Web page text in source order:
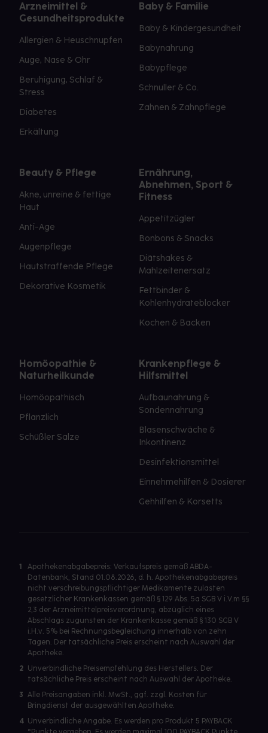
Arzneimittel &
Gesundheitsprodukte
Allergien & Heuschnupfen
Auge, Nase & Ohr
Beruhigung, Schlaf &
Stress
Diabetes
Erkältung
Baby & Familie
Baby & Kindergesundheit
Babynahrung
Babypflege
Schnuller & Co.
Zahnen & Zahnpflege
Beauty & Pflege
Akne, unreine & fettige
Haut
Anti-Age
Augenpflege
Hautstraffende Pflege
Dekorative Kosmetik
Ernährung,
Abnehmen, Sport &
Fitness
Appetitzügler
Bonbons & Snacks
Diätshakes &
Mahlzeitenersatz
Fettbinder &
Kohlenhydrateblocker
Kochen & Backen
Homöopathie &
Naturheilkunde
Homöopathisch
Pflanzlich
Schüßler Salze
Krankenpflege &
Hilfsmittel
Aufbaunahrung &
Sondennahrung
Blasenschwäche &
Inkontinenz
Desinfektionsmittel
Einnehmehilfen & Dosierer
Gehhilfen & Korsetts
1
Apothekenabgabepreis: Verkaufspreis gemäß ABDA-
Datenbank, Stand 01.08.2026, d. h. Apothekenabgabepreis
nicht verschreibungspflichtiger Medikamente zulasten
gesetzlicher Krankenkassen gemäß § 129 Abs. 5a SGB V i.V.m §§
2,3 der Arzneimittelpreisverordnung, abzüglich eines
Abschlags zugunsten der Krankenkasse gemäß § 130 SGB V
i.H.v. 5% bei Rechnungsbegleichung innerhalb von zehn
Tagen. Der tatsächliche Preis erscheint nach Auswahl der
Apotheke.
2 Unverbindliche Preisempfehlung des Herstellers. Der
tatsächliche Preis erscheint nach Auswahl der Apotheke.
3 Alle Preisangaben inkl. MwSt., ggf. zzgl. Kosten für
Bringdienst der ausgewählten Apotheke.
4 Unverbindliche Angabe. Es werden pro Produkt 5 PAYBACK